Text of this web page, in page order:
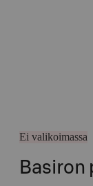
Ei valikoimassa
Basiron